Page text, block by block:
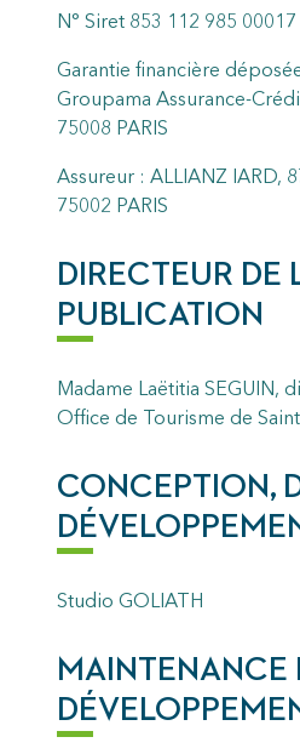
N° Siret 853 112 985
Garantie financière
Groupama Assurance-
75008 PARIS
Assureur : ALLIANZ IARD,
75002 PARIS
DIRECTEUR DE
PUBLICATION
Madame Laëtitia SEGUIN, d
Office de Tourisme de
CONCEPTION,
Studio GOLIATH
MAINTENANCE